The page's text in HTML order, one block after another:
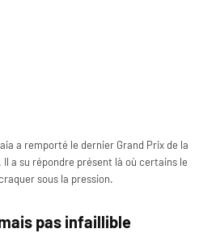
a remporté le dernier Grand Prix de la
a su répondre présent là où certains le
sous la pression.
pas infaillible